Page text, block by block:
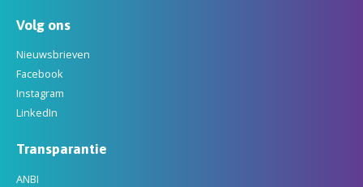
Volg ons
Nieuwsbrieven
Facebook
Instagram
LinkedIn
Transparantie
ANBI